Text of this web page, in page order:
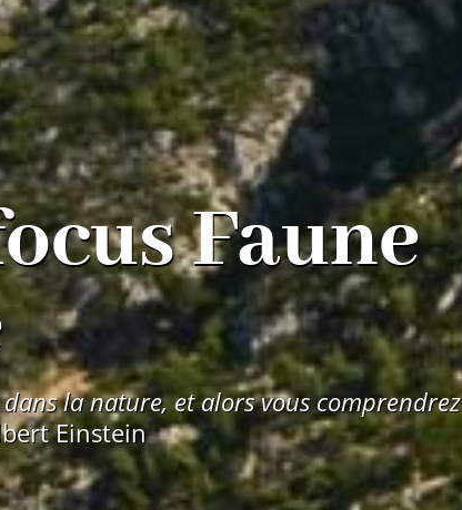
Faune
la nature, et alors vous com­pren­drez
Einstein